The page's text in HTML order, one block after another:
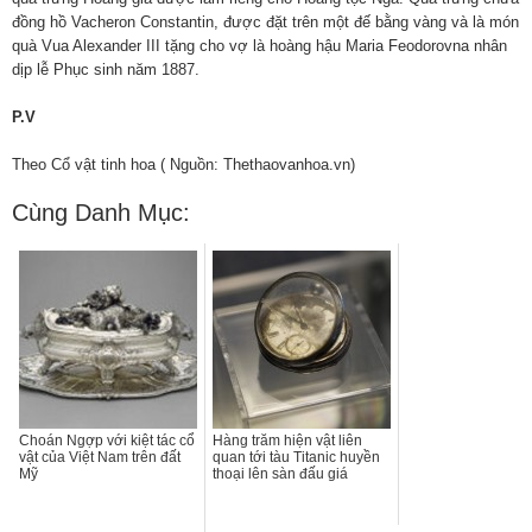
đồng hồ Vacheron Constantin, được đặt trên một đế bằng vàng và là món
quà Vua Alexander III tặng cho vợ là hoàng hậu Maria Feodorovna nhân
dịp lễ Phục sinh năm 1887.
P.V
Theo Cổ vật tinh hoa ( Nguồn: Thethaovanhoa.vn)
Cùng Danh Mục:
Choán Ngợp với kiệt tác cổ
vật của Việt Nam trên đất
Mỹ
Hàng trăm hiện vật liên
quan tới tàu Titanic huyền
thoại lên sàn đấu giá